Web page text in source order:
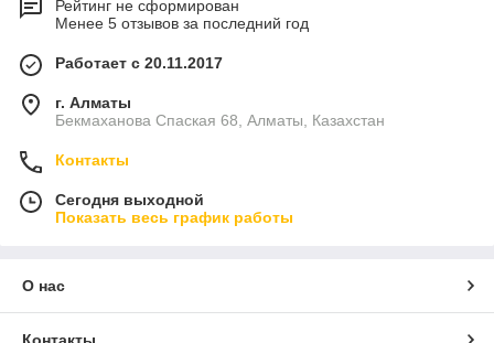
Рейтинг не сформирован
Менее 5 отзывов за последний год
Работает с 20.11.2017
г. Алматы
Бекмаханова Спаская 68, Алматы, Казахстан
Контакты
Сегодня выходной
Показать весь график работы
О нас